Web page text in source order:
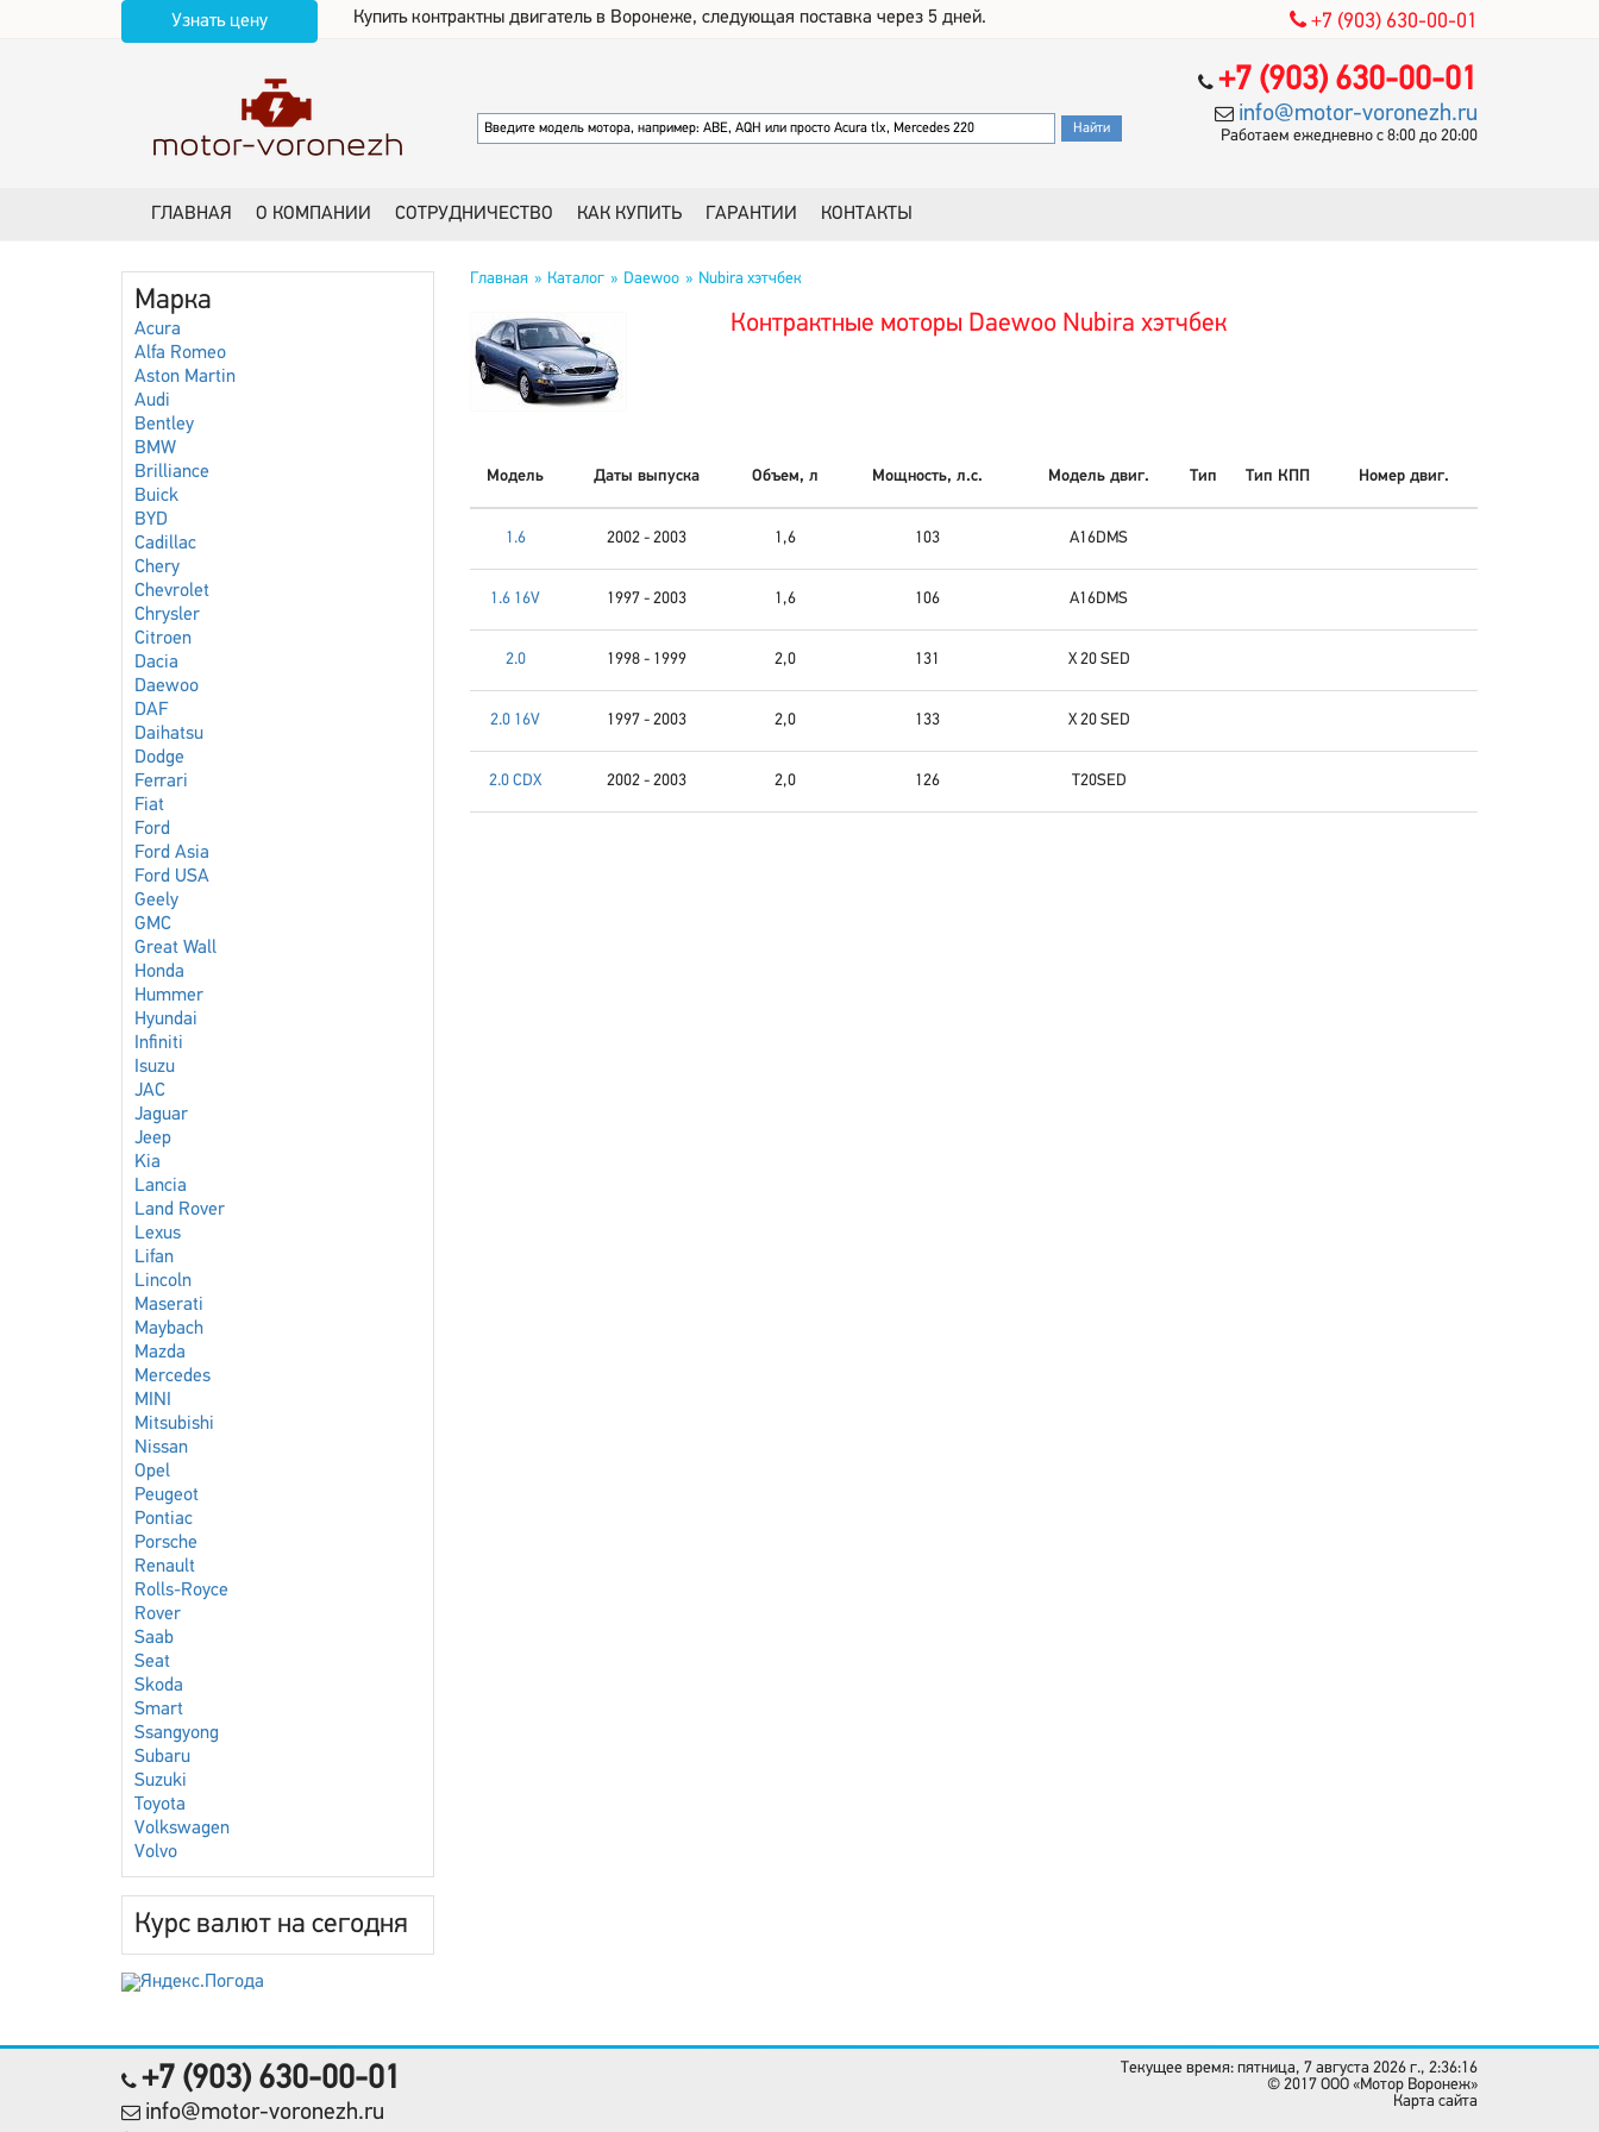
Узнать цену Купить контрактны двигатель в Воронеже, следующая поставка через 5 дней. +7 (903) 630-00-01
+7 (903) 630-00-01
info@motor-voronezh.ru
Работаем ежедневно с 8:00 до 20:00
ГЛАВНАЯ О КОМПАНИИ СОТРУДНИЧЕСТВО КАК КУПИТЬ ГАРАНТИИ КОНТАКТЫ
Марка
Acura
Alfa Romeo
Aston Martin
Audi
Bentley
BMW
Brilliance
Buick
BYD
Cadillac
Chery
Chevrolet
Chrysler
Citroen
Dacia
Daewoo
DAF
Daihatsu
Dodge
Ferrari
Fiat
Ford
Ford Asia
Ford USA
Geely
GMC
Great Wall
Honda
Hummer
Hyundai
Infiniti
Isuzu
JAC
Jaguar
Jeep
Kia
Lancia
Land Rover
Lexus
Lifan
Lincoln
Maserati
Maybach
Mazda
Mercedes
MINI
Mitsubishi
Nissan
Opel
Peugeot
Pontiac
Porsche
Renault
Rolls-Royce
Rover
Saab
Seat
Skoda
Smart
Ssangyong
Subaru
Suzuki
Toyota
Volkswagen
Volvo
Курс валют на сегодня
Главная Каталог Daewoo Nubira хэтчбек
Контрактные моторы Daewoo Nubira хэтчбек
Модель Даты выпуска Объем, л Мощность, л.с. Модель двиг. Тип Тип КПП Номер двиг.
1.6 2002 - 2003 1,6 103 A16DMS
1.6 16V 1997 - 2003 1,6 106 A16DMS
2.0 1998 - 1999 2,0 131 X 20 SED
2.0 16V 1997 - 2003 2,0 133 X 20 SED
2.0 CDX 2002 - 2003 2,0 126 T20SED
+7 (903) 630-00-01
info@motor-voronezh.ru
Текущее время: пятница, 7 августа 2026 г., 2:36:16
© 2017 OOO «Мотор Воронеж»
Карта сайта